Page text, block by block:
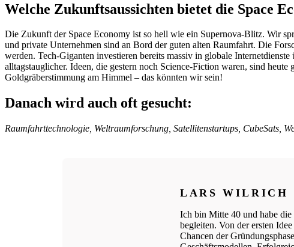
Welche Zukunftsaussichten bietet die Space
Die Zukunft der Space Economy ist so hell wie ein Supernova-Blitz. Wir
und private Unternehmen sind an Bord der guten alten Raumfahrt. Die
werden. Tech-Giganten investieren bereits massiv in globale
alltagstauglicher. Ideen, die gestern noch Science-Fiction waren, sind
Goldgräberstimmung am Himmel – das könnten wir sein!
Danach wird auch oft gesucht:
Raumfahrttechnologie, Weltraumforschung, Satellitenstartups, CubeSats,
LARS WILRICH
Ich bin Mitte 40 und habe die
begleiten. Von der ersten
Chancen der